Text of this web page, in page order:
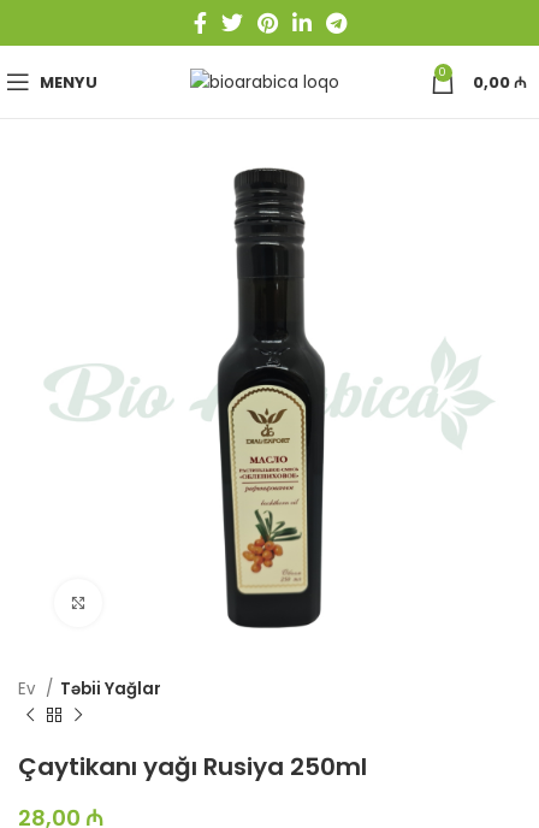
MENYU 0 0,00₼
Böyütmək üçün toxun
Ev Təbii Yağlar
Çaytikanı yağı Rusiya 250ml
28,00 ₼